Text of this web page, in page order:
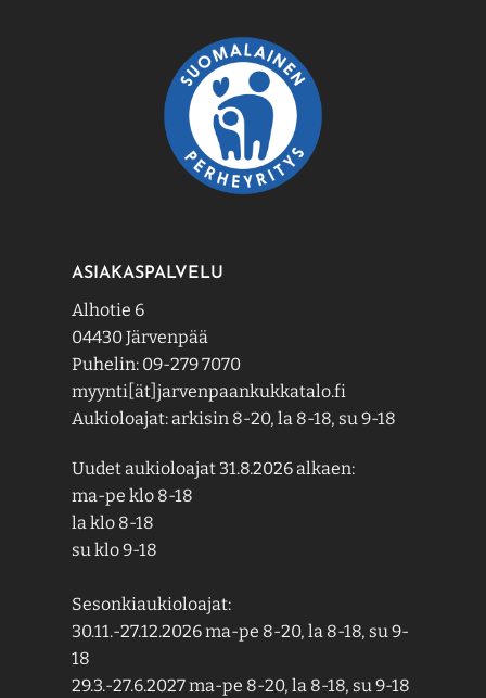
ASIAKASPALVELU
Alhotie 6
04430 Järvenpää
Puhelin: 09-279 7070
myynti[ät]jarvenpaankukkatalo.fi
Aukioloajat: arkisin 8-20, la 8-18, su 9-18
Uudet aukioloajat 31.8.2026 alkaen:
ma-pe klo 8-18
la klo 8-18
su klo 9-18
Sesonkiaukioloajat:
30.11.-27.12.2026 ma-pe 8-20, la 8-18, su 9-
18
29.3.-27.6.2027 ma-pe 8-20, la 8-18, su 9-18